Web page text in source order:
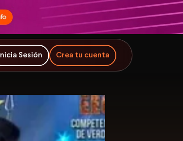
Inicia Sesión Crea tu cuenta